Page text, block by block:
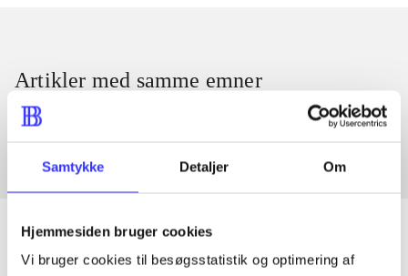
Samtykke Detaljer Om
Hjemmesiden bruger cookies
Vi bruger cookies til besøgsstatistik og optimering af
Artikler med samme emner
Fra